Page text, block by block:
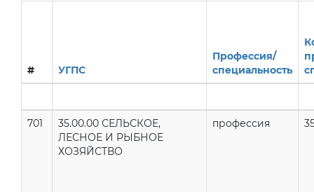
# УГПС
Профессия/
специальность
701
35.00.00 СЕЛЬСКОЕ,
ЛЕСНОЕ И РЫБНОЕ
ХОЗЯЙСТВО
профессия